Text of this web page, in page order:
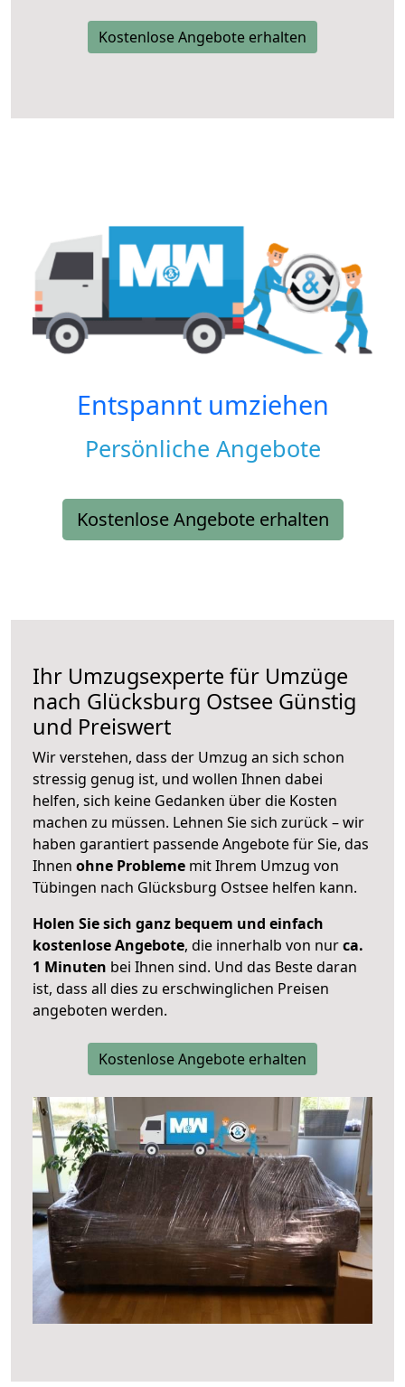
Kostenlose Angebote erhalten
Entspannt umziehen
Persönliche Angebote
Kostenlose Angebote erhalten
Ihr Umzugsexperte für Umzüge
nach Glücksburg Ostsee Günstig
und Preiswert
Wir verstehen, dass der Umzug an sich schon
stressig genug ist, und wollen Ihnen dabei
helfen, sich keine Gedanken über die Kosten
machen zu müssen. Lehnen Sie sich zurück – wir
haben garantiert passende Angebote für Sie, das
Ihnen ohne Probleme mit Ihrem Umzug von
Tübingen nach Glücksburg Ostsee helfen kann.
Holen Sie sich ganz bequem und einfach
kostenlose Angebote, die innerhalb von nurca.
1 Minuten bei Ihnen sind. Und das Beste daran
ist, dass all dies zu erschwinglichen Preisen
angeboten werden.
Kostenlose Angebote erhalten